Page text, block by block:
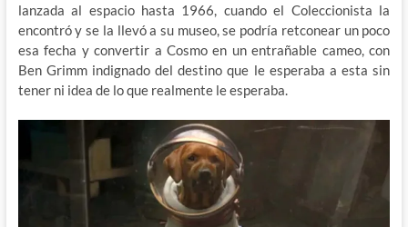
lanzada al espacio hasta 1966, cuando el Coleccionista la
encontró y se la llevó a su museo, se podría retconear un poco
esa fecha y convertir a Cosmo en un entrañable cameo, con
Ben Grimm indignado del destino que le esperaba a esta sin
tener ni idea de lo que realmente le esperaba.